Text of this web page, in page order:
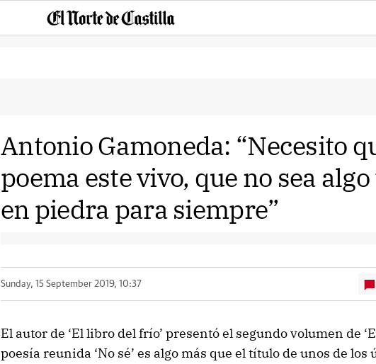
Antonio Gamoneda: “Necesito
poema este vivo, que no sea
en piedra para siempre”
Sunday, 15 September 2019, 10:37
El autor de ‘El libro del frío’ presentó el segundo volumen de
poesía reunida ‘No sé’ es algo más que el título de unos de